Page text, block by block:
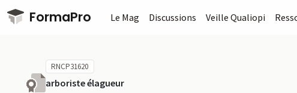
Passer au contenu principal
FormaPro Le Mag Discussions Veille Qualiopi
RNCP31620
arboriste élagueur